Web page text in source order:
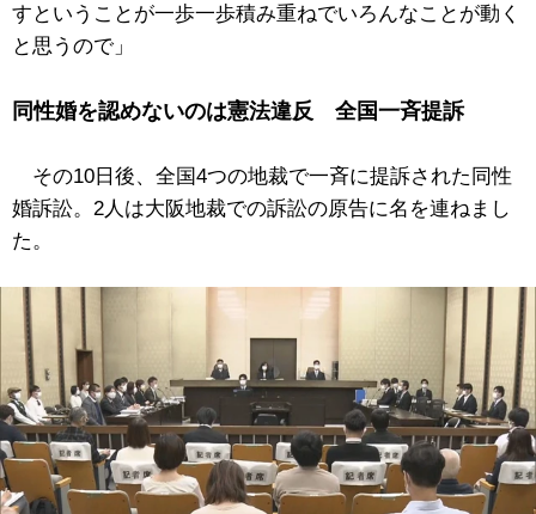
すということが一歩一歩積み重ねでいろんなことが動く
と思うので」
同性婚を認めないのは憲法違反 全国一斉提訴
その10日後、全国4つの地裁で一斉に提訴された同性
婚訴訟。2人は大阪地裁での訴訟の原告に名を連ねまし
た。